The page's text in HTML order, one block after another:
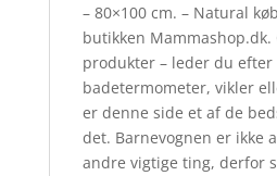
– 80×100 cm. – Natural
butikken Mammashop.dk.
produkter – leder du efter
badetermometer, vikler
er denne side et af de
det. Barnevognen er ikke
andre vigtige ting, derfor